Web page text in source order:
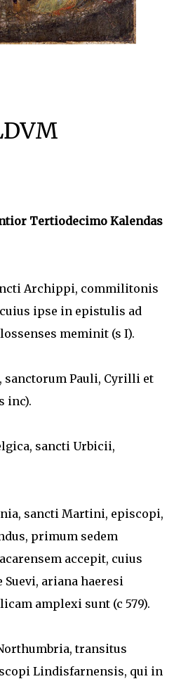
Tertiodecimo Kalendas
Archippi, commilitonis
ipse in epistulis ad
meminit (s I).
sanctorum Pauli, Cyrilli et
inc).
sancti Urbicii,
sancti Martini, episcopi,
primum sedem
accepit, cuius
ariana haeresi
amplexi sunt (c 579).
transitus
Lindisfarnensis, qui in